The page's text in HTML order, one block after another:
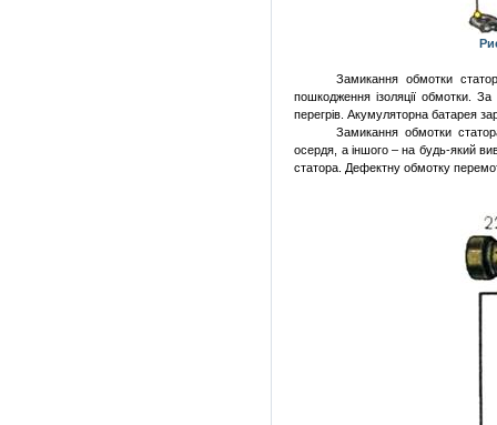
Замикання обмотки
пошкодження ізоляції обмотки. За
перегрів. Акумуляторна батарея
Замикання обмотки
осердя, а іншого – на будь-який
статора. Дефектну обмотку